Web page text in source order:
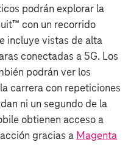
podrán explorar la
con un recorrido
incluye vistas de alta
conectadas a 5G. Los
podrán ver los
carrera con repeticiones
ni un segundo de la
obtienen acceso a
gracias a Magenta